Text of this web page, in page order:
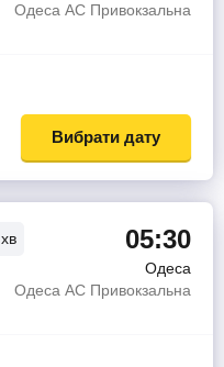
Одеса АС Привокзальна
Вибрати дату
хв 05:30
Одеса
Одеса АС Привокзальна